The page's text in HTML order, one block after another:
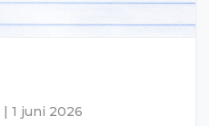
1 juni 2026